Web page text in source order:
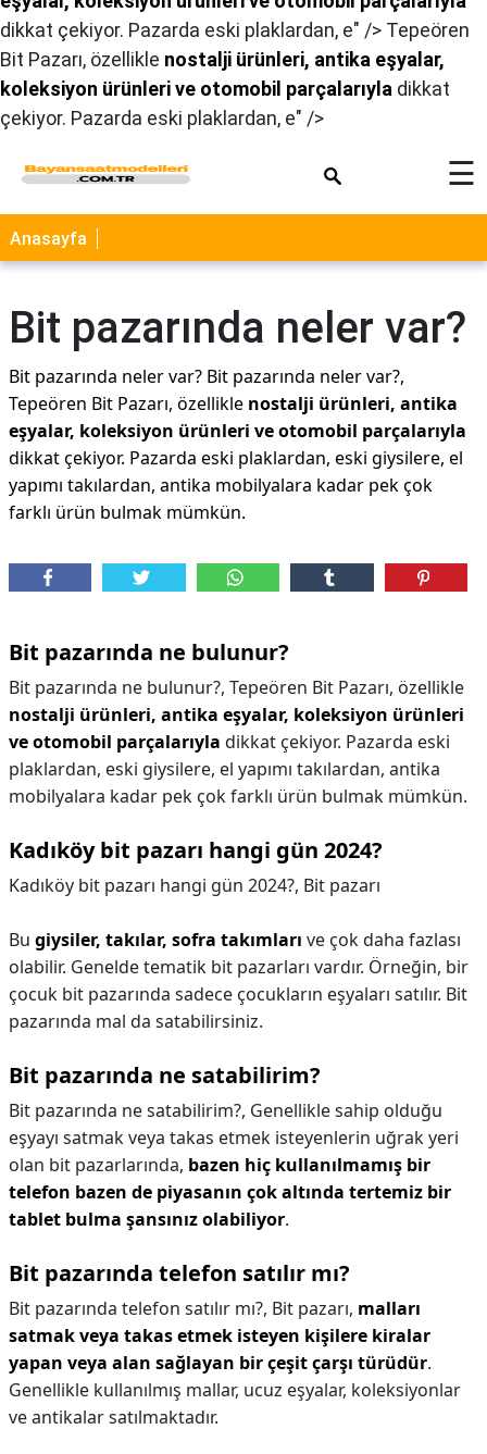
dikkat çekiyor. Pazarda eski plaklardan, e" /> Tepeören
Bit Pazarı, özellikle nostalji ürünleri, antika eşyalar,
koleksiyon ürünleri ve otomobil parçalarıyla dikkat
çekiyor. Pazarda eski plaklardan, e" />
×
☰
Anasayfa
Bit pazarında neler var?
Bit pazarında neler var? Bit pazarında neler var?,
Tepeören Bit Pazarı, özellikle nostalji ürünleri, antika
eşyalar, koleksiyon ürünleri ve otomobil parçalarıyla
dikkat çekiyor. Pazarda eski plaklardan, eski giysilere, el
yapımı takılardan, antika mobilyalara kadar pek çok
farklı ürün bulmak mümkün.
Bit pazarında ne bulunur?
Bit pazarında ne bulunur?, Tepeören Bit Pazarı, özellikle
nostalji ürünleri, antika eşyalar, koleksiyon ürünleri
ve otomobil parçalarıyla dikkat çekiyor. Pazarda eski
plaklardan, eski giysilere, el yapımı takılardan, antika
mobilyalara kadar pek çok farklı ürün bulmak mümkün.
Kadıköy bit pazarı hangi gün 2024?
Kadıköy bit pazarı hangi gün 2024?, Bit pazarı
Bu giysiler, takılar, sofra takımları ve çok daha fazlası
olabilir. Genelde tematik bit pazarları vardır. Örneğin, bir
çocuk bit pazarında sadece çocukların eşyaları satılır. Bit
pazarında mal da satabilirsiniz.
Bit pazarında ne satabilirim?
Bit pazarında ne satabilirim?, Genellikle sahip olduğu
eşyayı satmak veya takas etmek isteyenlerin uğrak yeri
olan bit pazarlarında, bazen hiç kullanılmamış bir
telefon bazen de piyasanın çok altında tertemiz bir
tablet bulma şansınız olabiliyor.
Bit pazarında telefon satılır mı?
Bit pazarında telefon satılır mı?, Bit pazarı, malları
satmak veya takas etmek isteyen kişilere kiralar
yapan veya alan sağlayan bir çeşit çarşı türüdür.
Genellikle kullanılmış mallar, ucuz eşyalar, koleksiyonlar
ve antikalar satılmaktadır.